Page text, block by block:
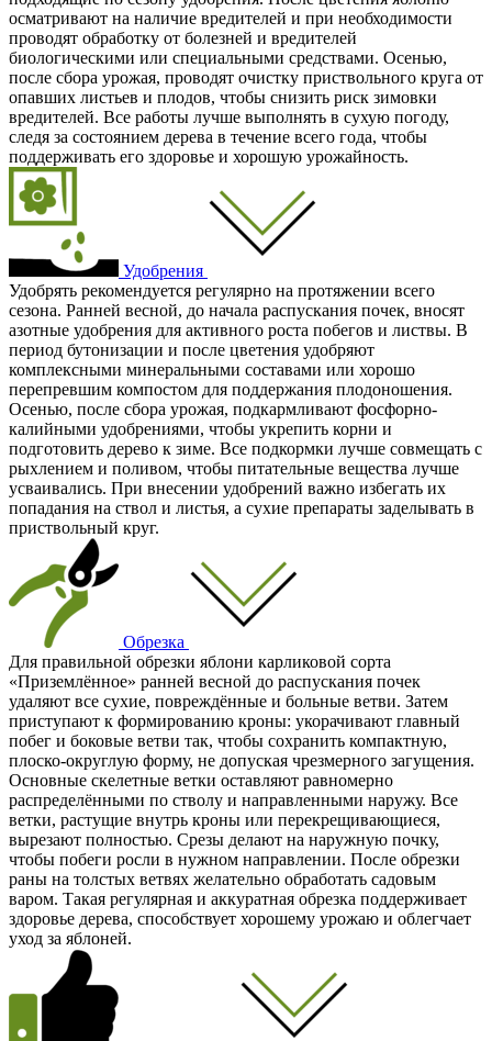
осматривают на наличие вредителей и при необходимости
проводят обработку от болезней и вредителей
биологическими или специальными средствами. Осенью,
после сбора урожая, проводят очистку приствольного круга от
опавших листьев и плодов, чтобы снизить риск зимовки
вредителей. Все работы лучше выполнять в сухую погоду,
следя за состоянием дерева в течение всего года, чтобы
поддерживать его здоровье и хорошую урожайность.
Удобрения
Удобрять рекомендуется регулярно на протяжении всего
сезона. Ранней весной, до начала распускания почек, вносят
азотные удобрения для активного роста побегов и листвы. В
период бутонизации и после цветения удобряют
комплексными минеральными составами или хорошо
перепревшим компостом для поддержания плодоношения.
Осенью, после сбора урожая, подкармливают фосфорно-
калийными удобрениями, чтобы укрепить корни и
подготовить дерево к зиме. Все подкормки лучше совмещать с
рыхлением и поливом, чтобы питательные вещества лучше
усваивались. При внесении удобрений важно избегать их
попадания на ствол и листья, а сухие препараты заделывать в
приствольный круг.
Обрезка
Для правильной обрезки яблони карликовой сорта
«Приземлённое» ранней весной до распускания почек
удаляют все сухие, повреждённые и больные ветви. Затем
приступают к формированию кроны: укорачивают главный
побег и боковые ветви так, чтобы сохранить компактную,
плоско-округлую форму, не допуская чрезмерного загущения.
Основные скелетные ветки оставляют равномерно
распределёнными по стволу и направленными наружу. Все
ветки, растущие внутрь кроны или перекрещивающиеся,
вырезают полностью. Срезы делают на наружную почку,
чтобы побеги росли в нужном направлении. После обрезки
раны на толстых ветвях желательно обработать садовым
варом. Такая регулярная и аккуратная обрезка поддерживает
здоровье дерева, способствует хорошему урожаю и облегчает
уход за яблоней.